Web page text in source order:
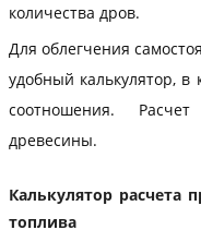
количества дров.
Для облегчения
удобный калькулятор,
соотношения.
древесины.
Калькулятор расчета
топлива